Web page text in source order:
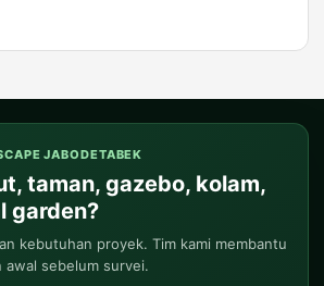
JABODETABEK
taman, gazebo, kolam,
garden?
kebutuhan proyek. Tim kami membantu
awal sebelum survei.